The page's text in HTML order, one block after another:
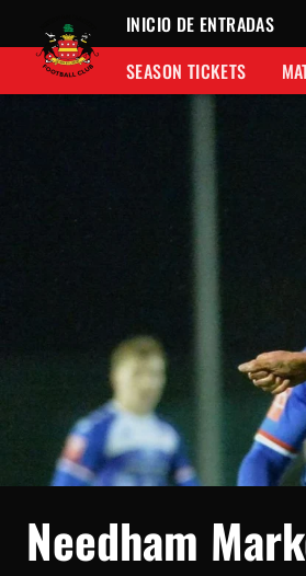
INICIO DE ENTRADAS
SEASON TICKETS
Needham